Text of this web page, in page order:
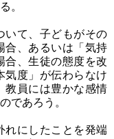
。
いて、子どもがその
合、あるいは「気持
合、生徒の態度を改
気度」が伝わらなけ
教員には豊かな感情
であろう。
れにしたことを発端